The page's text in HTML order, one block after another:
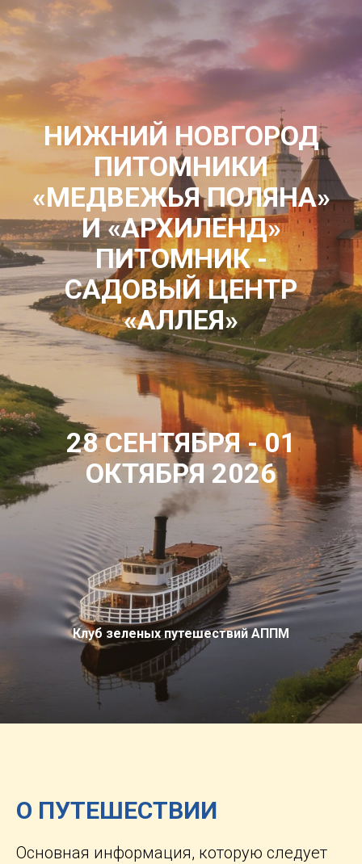
НИЖНИЙ НОВГОРОД
ПИТОМНИКИ
«МЕДВЕЖЬЯ ПОЛЯНА»
И «АРХИЛЕНД»
ПИТОМНИК -
САДОВЫЙ ЦЕНТР
«АЛЛЕЯ»
28 СЕНТЯБРЯ - 01
ОКТЯБРЯ 2026
Клуб зеленых путешествий АППМ
О ПУТЕШЕСТВИИ
Основная информация, которую следует